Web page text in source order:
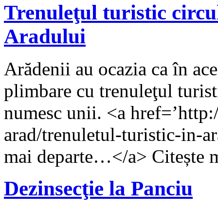
Trenuleţul turistic
Aradului
Arădenii au ocazia ca în
plimbare cu trenuleţul
numesc unii. <a
arad/trenuletul-turistic-in-
mai departe…</a> Citește
Dezinsecţie la Panciu